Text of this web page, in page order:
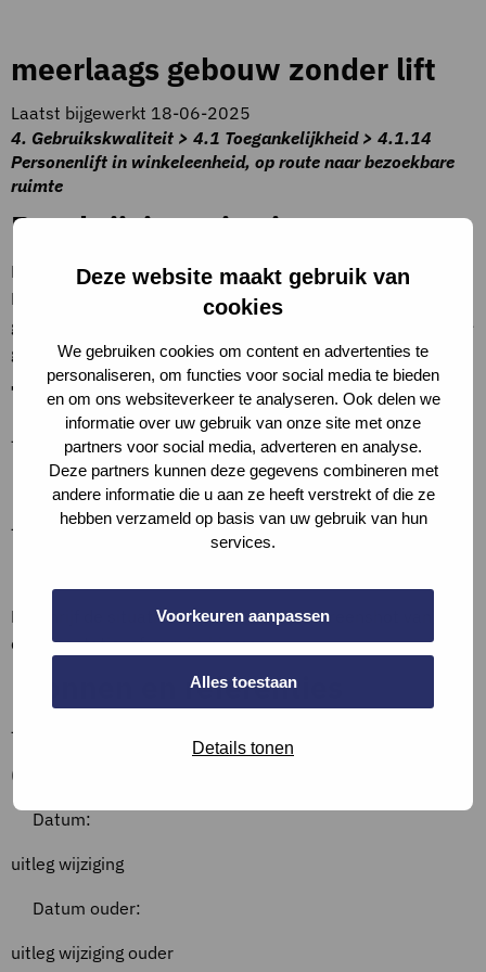
Deze website maakt gebruik van
cookies
We gebruiken cookies om content en advertenties te
personaliseren, om functies voor social media te bieden
en om ons websiteverkeer te analyseren. Ook delen we
informatie over uw gebruik van onze site met onze
partners voor social media, adverteren en analyse.
Deze partners kunnen deze gegevens combineren met
andere informatie die u aan ze heeft verstrekt of die ze
hebben verzameld op basis van uw gebruik van hun
services.
Voorkeuren aanpassen
Alles toestaan
Details tonen
meerlaags gebouw zonder lift
Laatst bijgewerkt 18-06-2025
4. Gebruikskwaliteit > 4.1 Toegankelijkheid > 4.1.14
Personenlift in winkeleenheid, op route naar bezoekbare
ruimte
Beschrijving criteria
Het gebouw heeft meer dan één bouwlaag. <br/>
De totale vloeroppervlakte van de extra bouwlagen is
groter dan de helft van de vloeroppervlakte van de begane-
grondlaag en het gaat hierbij om primaire ruimten.
Toelichting op criteria
–
Definities
–
Beschrijf de situatie, vul aan met (een screenshot van)
documentatie, of verwijs hiernaar.
Bronnen en referenties
–
Overzicht wijzigingen
Datum:
uitleg wijziging
Datum ouder:
uitleg wijziging ouder